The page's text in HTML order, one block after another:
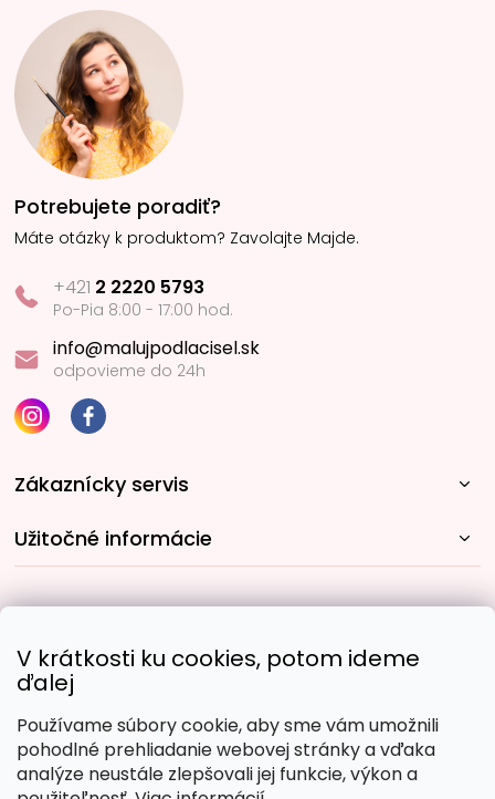
V krátkosti ku cookies, potom ideme
ďalej
Používame súbory cookie, aby sme vám umožnili
pohodlné prehliadanie webovej stránky a vďaka
analýze neustále zlepšovali jej funkcie, výkon a
Potrebujete poradiť?
Máte otázky k produktom? Zavolajte Majde.
+421 2 2220 5793
Po-Pia 8:00 - 17:00 hod.
info@malujpodlacisel.sk
odpovieme do 24h
Zákaznícky servis
Užitočné informácie
Obľúbené spôsoby platby: